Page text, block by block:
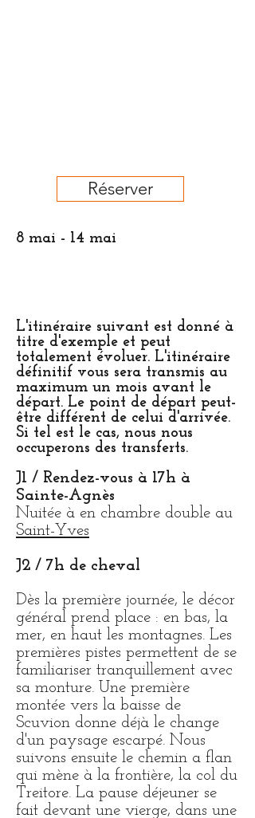
Réserver
8 mai - 14 mai
L'itinéraire suivant est donné à
titre d'exemple et peut
totalement évoluer. L'itinéraire
définitif vous sera transmis au
maximum un mois avant le
départ. Le point de départ peut-
être différent de celui d'arrivée.
Si tel est le cas, nous nous
occuperons des transferts.
J1 / Rendez-vous à 17h à
Sainte-Agnès
Nuitée à en chambre double au
Saint-Yves
J2 / 7h de cheval
Dès la première journée, le décor
général prend place : en bas, la
mer, en haut les montagnes. Les
premières pistes permettent de se
familiariser tranquillement avec
sa monture. Une première
montée vers la baisse de
Scuvion donne déjà le change
d'un paysage escarpé. Nous
suivons ensuite le chemin a flan
qui mène à la frontière, la col du
Treitore. La pause déjeuner se
fait devant une vierge, dans une